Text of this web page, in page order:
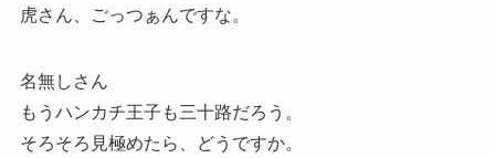
虎さん、ごっつぁんですな。
名無しさん
もうハンカチ王子も三十路だろう。
そろそろ見極めたら、どうですか。